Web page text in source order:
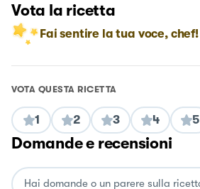
Vota la ricetta
Fai sentire la tua voce, chef!
VOTA QUESTA RICETTA
1 2 3 4 5
Domande e recensioni